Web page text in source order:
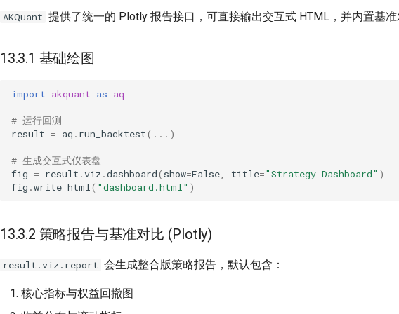
AKQuant 提供了统一的 Plotly 报告接口，可直接输出交互式 HTML，并内置基准
13.3.1 基础绘图
import akquant as aq
# 运行回测
result = aq . run_backtest( ... )
# 生成交互式仪表盘
fig = result .viz .dashboard( show=False title="Strategy Dashboard" )
fig .write_html ( "dashboard.html" )
13.3.2 策略报告与基准对比 (Plotly)
result.viz.report 会生成整合版策略报告，默认包含：
核心指标与权益回撤图